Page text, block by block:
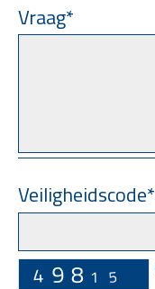
Vraag*
Veiligheidscode*